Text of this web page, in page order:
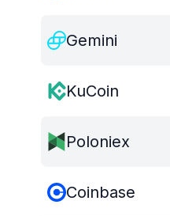
Gemini
KuCoin
Poloniex
Coinbase